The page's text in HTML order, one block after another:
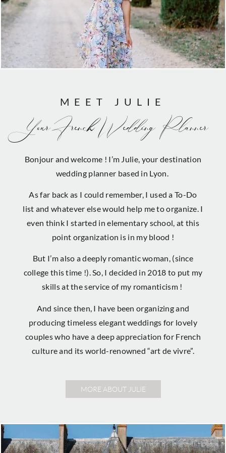
MEET JULIE
Your French Wedding Planner
Bonjour and welcome ! I’m Julie, your destination
wedding planner based in Lyon.
As far back as I could remember, I used a To-Do
list and whatever else would help me to organize. I
even think I started in elementary school, at this
point organization is in my blood !
But I’m also a deeply romantic woman, (since
college this time !). So, I decided in 2018 to put my
skills at the service of my romanticism !
And since then, I have been organizing and
producing timeless elegant weddings for lovely
couples who have a deep appreciation for French
culture and its world-renowned “art de vivre”.
MORE ABOUT JULIE